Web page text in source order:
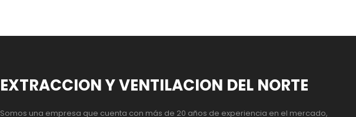
EXTRACCION Y VENTILACION DEL NORTE
Somos una empresa que cuenta con más de 20 años de experiencia en el mercado,